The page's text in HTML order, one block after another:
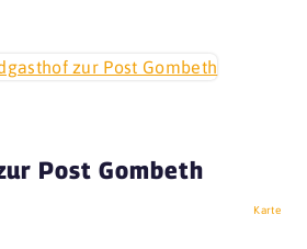
Post Gombeth
Karte